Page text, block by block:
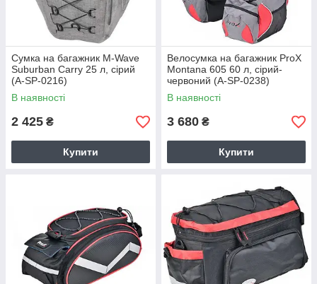
Сумка на багажник M-Wave
Suburban Carry 25 л, сірий
(A-SP-0216)
В наявності
2 425 ₴
Купити
Велосумка на багажник ProX
Montana 605 60 л, сірий-
червоний (A-SP-0238)
В наявності
3 680 ₴
Купити